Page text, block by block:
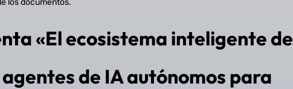
los documentos.
«El ecosistema inteligente de
de IA autónomos para